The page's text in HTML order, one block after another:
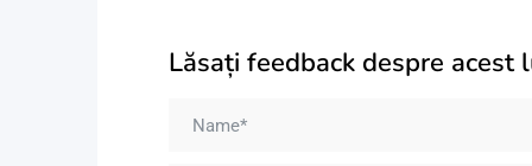
Lăsați feedback despre acest